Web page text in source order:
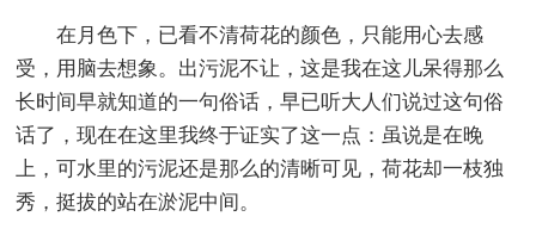
在月色下，已看不清荷花的颜色，只能用心去感
受，用脑去想象。出污泥不让，这是我在这儿呆得那么
长时间早就知道的一句俗话，早已听大人们说过这句俗
话了，现在在这里我终于证实了这一点：虽说是在晚
上，可水里的污泥还是那么的清晰可见，荷花却一枝独
秀，挺拔的站在淤泥中间。